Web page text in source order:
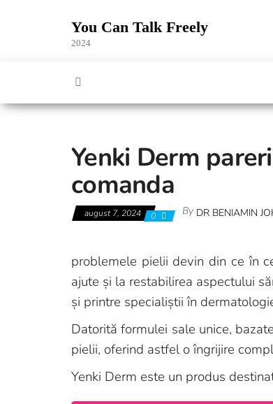
You Can Talk Freely
2024
Yenki Derm
comanda
august 7, 2024 0 By DR BENIAMIN
problemele pielii devin din ce în
ajute și la restabilirea aspectului
și printre specialiștii în
Datorită formulei sale unice,
pielii, oferind astfel o îngrijire
Yenki Derm este un produs